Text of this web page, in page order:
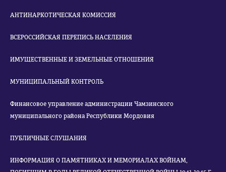
АНТИНАРКОТИЧЕСКАЯ КОМИССИЯ
ВСЕРОССИЙСКАЯ ПЕРЕПИСЬ НАСЕЛЕНИЯ
ИМУЩЕСТВЕННЫЕ И ЗЕМЕЛЬНЫЕ ОТНОШЕНИЯ
МУНИЦИПАЛЬНЫЙ КОНТРОЛЬ
Финансовое управление администрации Чамзинского
муниципального района Республики Мордовия
ПУБЛИЧНЫЕ СЛУШАНИЯ
ИНФОРМАЦИЯ О ПАМЯТНИКАХ И МЕМОРИАЛАХ ВОЙНАМ,